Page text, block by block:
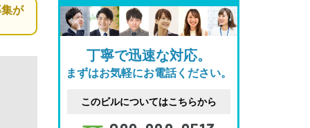
が
丁寧で迅速な対応。
まずはお気軽にお電話ください。
このビルについてはこちらから